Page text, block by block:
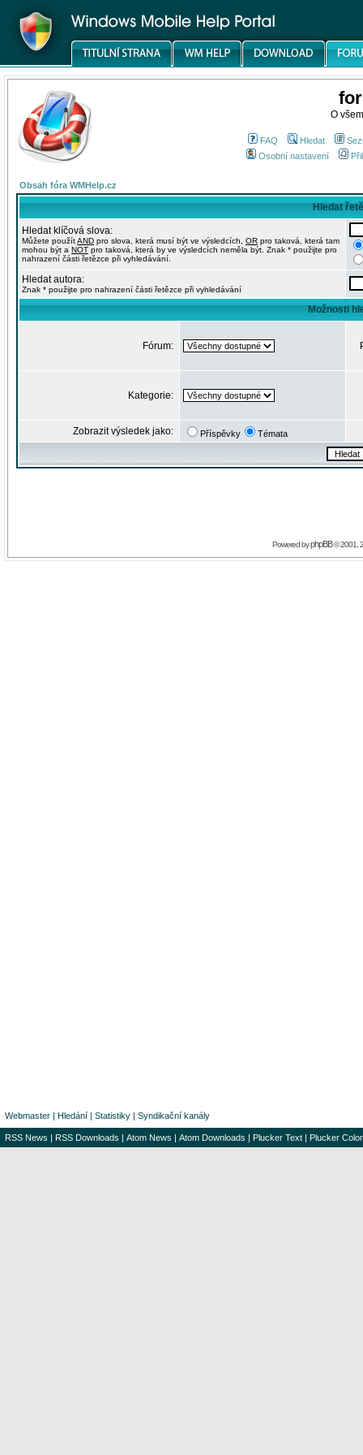
O
FAQ Hledat
Osobní nastavení
Obsah fóra WMHelp.cz
Hledat
Hledat klíčová slova:
Můžete použítAND pro slova, která musí být ve výsledcích, OR pro taková, která tam
mohou být a NOT pro taková, která by ve výsledcích neměla být. Znak * použijte pro
nahrazení části řetězce při vyhledávání.
Hledat autora:
Znak * použijte pro nahrazení části řetězce při vyhledávání
Možnosti
Fórum:
Kategorie:
Zobrazit výsledek jako: Příspěvky Témata
Powered byphpBB© 2001,
Webmaster | Hledání | Statistiky | Syndikační kanály
RSS News | RSS Downloads | Atom News | Atom Downloads | Plucker Text | Plucker Color